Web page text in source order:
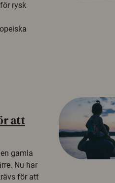
rysk
att
gamla
Nu har
för att